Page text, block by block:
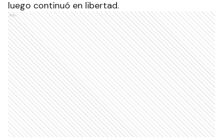
luego continuó en libertad.
Ads